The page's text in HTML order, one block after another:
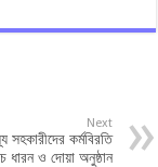
Next
সহকারীদের কর্মবিরতি
ধারন ও দোয়া অনুষ্ঠান